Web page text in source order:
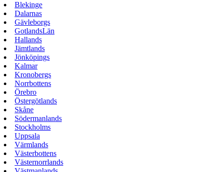
Blekinge
Dalarnas
Gävleborgs
GotlandsLän
Hallands
Jämtlands
Jönköpings
Kalmar
Kronobergs
Norrbottens
Örebro
Östergötlands
Skåne
Södermanlands
Stockholms
Uppsala
Värmlands
Västerbottens
Västernorrlands